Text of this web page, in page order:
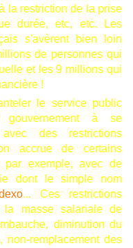
la restriction de la prise
durée, etc, etc. Les
s'avèrent bien loin
de personnes qui
et les 9 millions qui
!
le service public
gouvernement à se
avec des restrictions
accrue de certains
exemple, avec de
dont le simple nom
... Ces restrictions
la masse salariale de
diminution du
remplacement des